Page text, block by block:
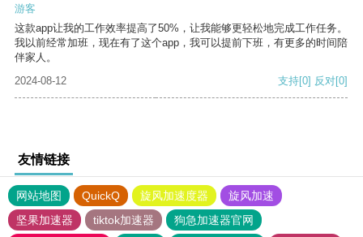
游客
这款app让我的工作效率提高了50%，让我能够更轻松地完成工作任务。
我以前经常加班，现在有了这个app，我可以提前下班，有更多的时间陪
伴家人。
2024-08-12
支持[0] 反对[0]
友情链接
网站地图 QuickQ 旋风加速度器
旋风加速
坚果加速器
tiktok加速器
狗急加速器官网